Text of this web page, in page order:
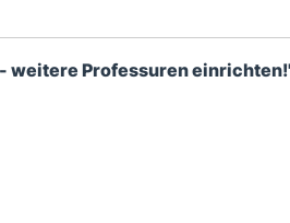
weitere Professuren